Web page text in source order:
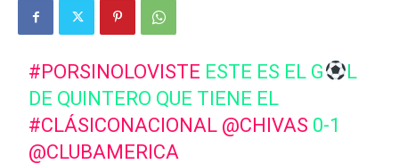
#PORSINOLOVISTE ESTE ES EL G
L
DE QUINTERO QUE TIENE EL
#CLÁSICONACIONAL @CHIVAS 0-1
@CLUBAMERICA